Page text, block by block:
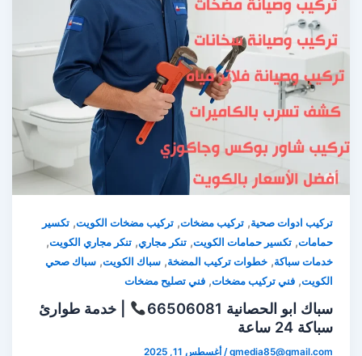
تركيب ادوات صحية,تركيب مضخات,تركيب مضخات الكويت,تكسير
حمامات,تكسير حمامات الكويت,تنكر مجاري,تنكر مجاري الكويت,
خدمات سباكة,خطوات تركيب المضخة,سباك الكويت,سباك صحي
الكويت,فني تركيب مضخات,فني تصليح مضخات
سباك ابو الحصانية 66506081
| خدمة طوارئ
سباكة 24 ساعة
qmedia85@gmail.com
/ أغسطس 11, 2025